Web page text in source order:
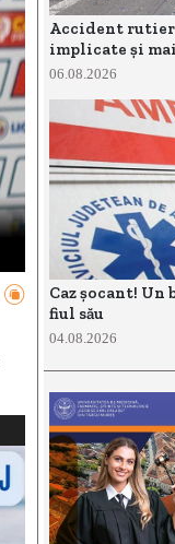
Accident
implicate și
06.08.2026
Caz șocant!
fiul său
04.08.2026